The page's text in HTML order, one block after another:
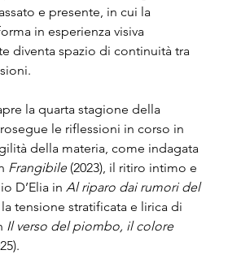
e presente, in cui la
in esperienza visiva
diventa spazio di continuità tra
la quarta stagione della
le riflessioni in corso in
della materia, come indagata
Frangibile (2023), il ritiro intimo e
D’Elia in Al riparo dai rumori del
la tensione stratificata e lirica di
Il verso del piombo, il colore